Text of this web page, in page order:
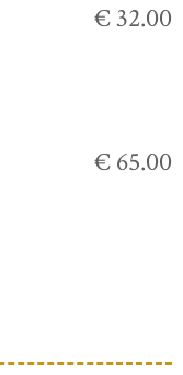
€ 32.00
€ 65.00